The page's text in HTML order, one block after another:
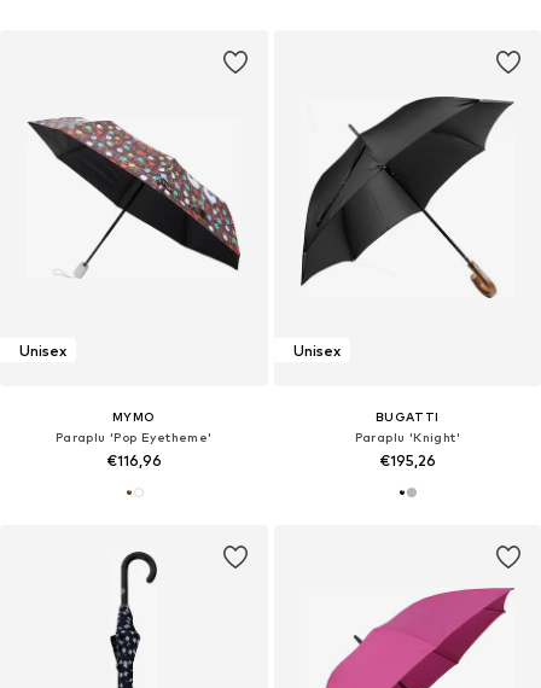
Unisex
MYMO
Paraplu 'Pop Eyetheme'
€116,96
Unisex
BUGATTI
Paraplu 'Knight'
€195,26